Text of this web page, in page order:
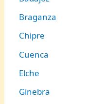
Braganza
Chipre
Cuenca
Elche
Ginebra